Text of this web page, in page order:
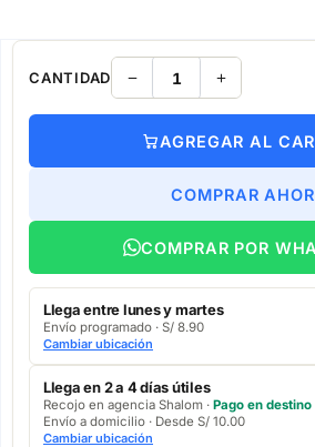
CANTIDAD
AGREGAR AL
COMPRAR
COMPRAR POR
Llega entre lunes y martes
Envío programado · S/ 8.90
Cambiar ubicación
Llega en 2 a 4 días útiles
Recojo en agencia Shalom · Pago en destino
Envío a domicilio · Desde S/ 10.00
Cambiar ubicación